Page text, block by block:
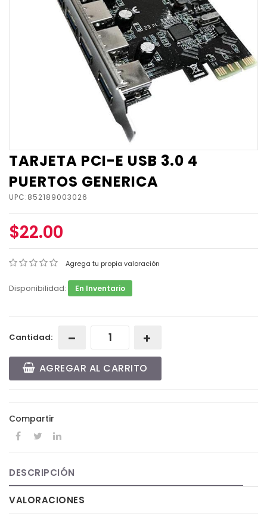
TARJETA PCI-E USB 3.0 4
PUERTOS GENERICA
UPC:852189003026
$22.00
Agrega tu propia valoración
Disponibilidad: En Inventario
Cantidad:
AGREGAR AL CARRITO
Compartir
DESCRIPCIÓN
VALORACIONES